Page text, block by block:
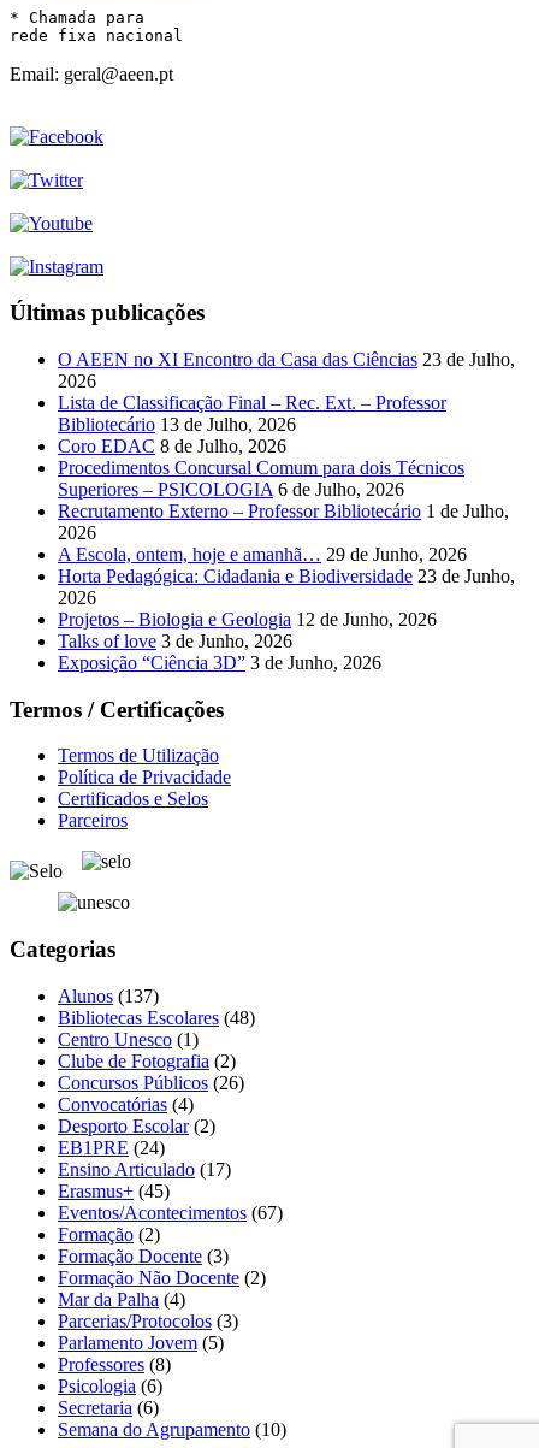
* Chamada para
rede fixa nacional
Email: geral@aeen.pt
Últimas publicações
O AEEN no XI Encontro da Casa das Ciências 23 de Julho,
2026
Lista de Classificação Final – Rec. Ext. – Professor
Bibliotecário 13 de Julho, 2026
Coro EDAC 8 de Julho, 2026
Procedimentos Concursal Comum para dois Técnicos
Superiores – PSICOLOGIA 6 de Julho, 2026
Recrutamento Externo – Professor Bibliotecário 1 de Julho,
2026
A Escola, ontem, hoje e amanhã… 29 de Junho, 2026
Horta Pedagógica: Cidadania e Biodiversidade 23 de Junho,
2026
Projetos – Biologia e Geologia 12 de Junho, 2026
Talks of love 3 de Junho, 2026
Exposição “Ciência 3D” 3 de Junho, 2026
Termos / Certificações
Termos de Utilização
Política de Privacidade
Certificados e Selos
Parceiros
Categorias
Alunos (137)
Bibliotecas Escolares (48)
Centro Unesco (1)
Clube de Fotografia (2)
Concursos Públicos (26)
Convocatórias (4)
Desporto Escolar(2)
EB1PRE (24)
Ensino Articulado (17)
Erasmus+ (45)
Eventos/Acontecimentos (67)
Formação (2)
Formação Docente (3)
Formação Não Docente (2)
Mar da Palha (4)
Parcerias/Protocolos (3)
Parlamento Jovem (5)
Professores (8)
Psicologia (6)
Secretaria (6)
Semana do Agrupamento (10)